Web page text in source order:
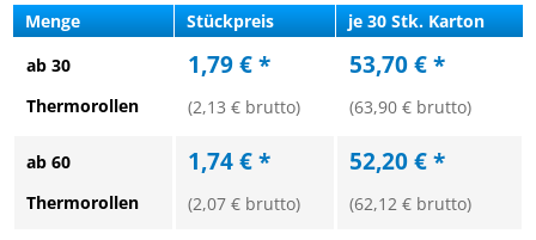
Menge Stückpreis
je 30 Stk. Karton
ab 30
Thermorollen
1,79 € *
(2,13 € brutto)
53,70 € *
(63,90 € brutto)
ab 60
Thermorollen
1,74 € *
(2,07 € brutto)
52,20 € *
(62,12 € brutto)